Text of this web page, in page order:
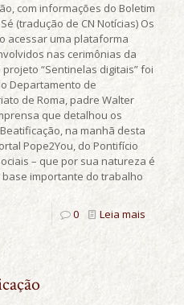
com informações do Boletim
(tradução de CN Notícias) Os
acessar uma plataforma
nas cerimônias da
“Sentinelas digitais” foi
Departamento de
de Roma, padre Walter
que detalhou os
na manhã desta
Pope2You, do Pontifício
– que por sua natureza é
importante do trabalho
0 Leia mais